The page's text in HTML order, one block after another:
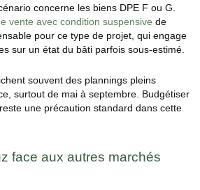
concerne les biens DPE F ou G.
vente avec condition suspensive de
pour ce type de projet, qui engage
sur un état du bâti parfois sous-estimé.
souvent des plannings pleins
surtout de mai à septembre. Budgétiser
une précaution standard dans cette
face aux autres marchés